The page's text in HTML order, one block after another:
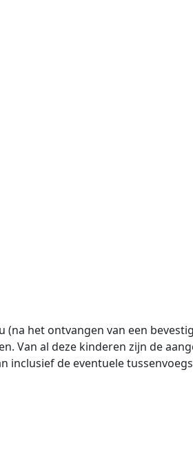
(na het ontvangen van een
Van al deze kinderen zijn de
inclusief de eventuele